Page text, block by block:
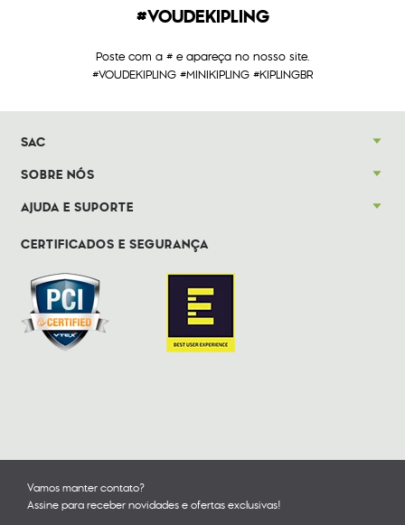
#VOUDEKIPLING
Poste com a # e apareça no nosso site.
#VOUDEKIPLING #MINIKIPLING #KIPLINGBR
SAC
SOBRE NÓS
AJUDA E SUPORTE
CERTIFICADOS E SEGURANÇA
Vamos manter contato?
Assine para receber novidades e ofertas exclusivas!